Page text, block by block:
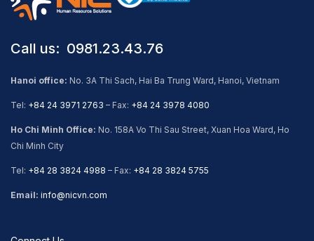
Call us: ​ 0981.23.43.76
Hanoi office: No. 3A Thi Sach, Hai Ba Trung Ward, Hanoi, Vietnam
Tel: +84 24 3971 2763 – Fax: +84 24 3978 4080
Ho Chi Minh Office: No. 158A Vo Thi Sau Street, Xuan Hoa Ward, Ho
Chi Minh City
Tel: +84 28 3824 4988 – Fax: +84 28 3824 5755
Email: info@nicvn.com